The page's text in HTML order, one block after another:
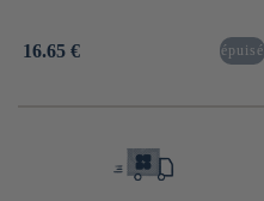
Precio
16.65 € épuisé